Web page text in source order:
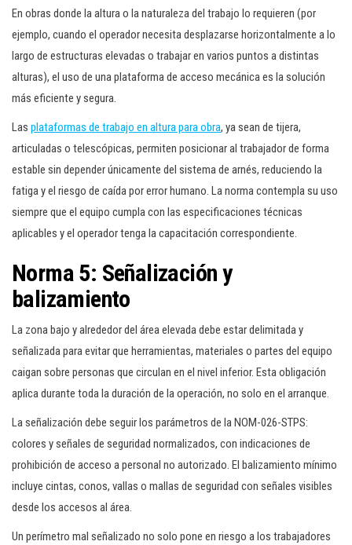
En obras donde la altura o la naturaleza del trabajo lo requieren (por
ejemplo, cuando el operador necesita desplazarse horizontalmente a lo
largo de estructuras elevadas o trabajar en varios puntos a distintas
alturas), el uso de una plataforma de acceso mecánica es la solución
más eficiente y segura.
Las plataformas de trabajo en altura para obra, ya sean de tijera,
articuladas o telescópicas, permiten posicionar al trabajador de forma
estable sin depender únicamente del sistema de arnés, reduciendo la
fatiga y el riesgo de caída por error humano. La norma contempla su uso
siempre que el equipo cumpla con las especificaciones técnicas
aplicables y el operador tenga la capacitación correspondiente.
Norma 5: Señalización y
balizamiento
La zona bajo y alrededor del área elevada debe estar delimitada y
señalizada para evitar que herramientas, materiales o partes del equipo
caigan sobre personas que circulan en el nivel inferior. Esta obligación
aplica durante toda la duración de la operación, no solo en el arranque.
La señalización debe seguir los parámetros de la NOM-026-STPS:
colores y señales de seguridad normalizados, con indicaciones de
prohibición de acceso a personal no autorizado. El balizamiento mínimo
incluye cintas, conos, vallas o mallas de seguridad con señales visibles
desde los accesos al área.
Un perímetro mal señalizado no solo pone en riesgo a los trabajadores